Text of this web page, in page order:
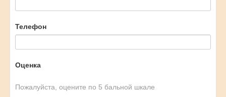
Телефон
Оценка
Пожалуйста, оцените по 5 бальной шкале